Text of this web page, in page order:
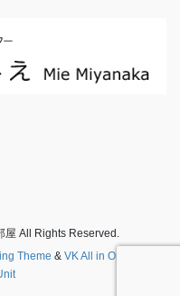
屋 All Rights Reserved.
Theme & VK All in One